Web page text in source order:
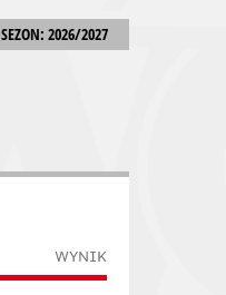
SEZON: 2026/2027
WYNIK